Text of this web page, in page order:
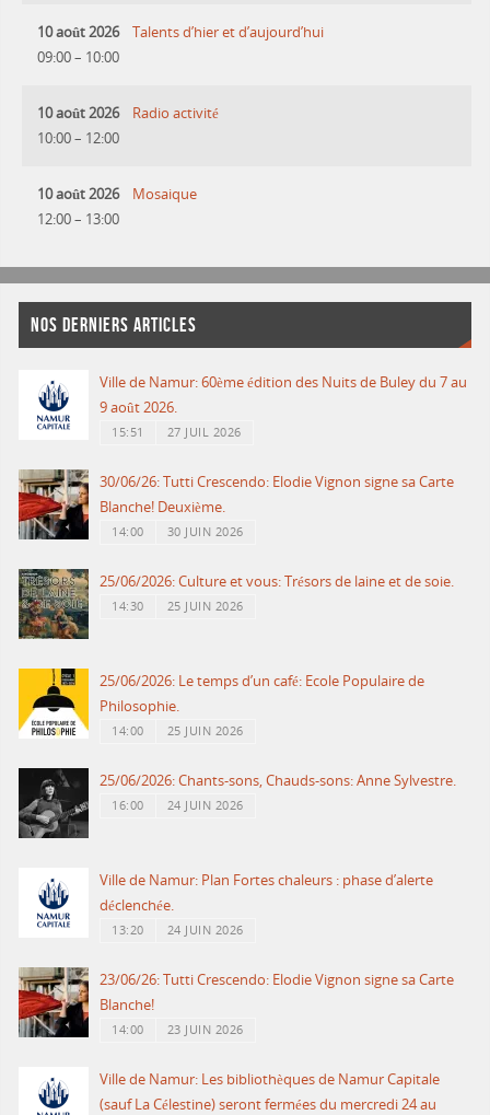
10 août 2026
09:00– 10:00
Talents d’hier et d’aujourd’hui
10 août 2026
10:00– 12:00
Radio activité
10 août 2026
12:00– 13:00
Mosaique
NOS DERNIERS ARTICLES
Ville de Namur: 60ème édition des Nuits de Buley du 7 au
9 août 2026.
15:51 27 JUIL 2026
30/06/26: Tutti Crescendo: Elodie Vignon signe sa Carte
Blanche! Deuxième.
14:00 30 JUIN 2026
25/06/2026: Culture et vous: Trésors de laine et de soie.
14:30 25 JUIN 2026
25/06/2026: Le temps d’un café: Ecole Populaire de
Philosophie.
14:00 25 JUIN 2026
25/06/2026: Chants-sons, Chauds-sons: Anne Sylvestre.
16:00 24 JUIN 2026
Ville de Namur: Plan Fortes chaleurs : phase d’alerte
déclenchée.
13:20 24 JUIN 2026
23/06/26: Tutti Crescendo: Elodie Vignon signe sa Carte
Blanche!
14:00 23 JUIN 2026
Ville de Namur: Les bibliothèques de Namur Capitale
(sauf La Célestine) seront fermées du mercredi 24 au